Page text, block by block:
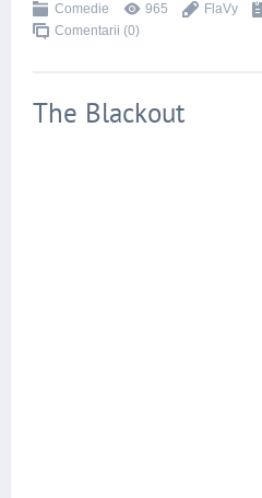
Comedie 965 FlaVy
Comentarii (0)
The Blackout